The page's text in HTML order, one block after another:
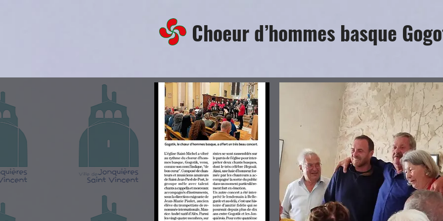
Choeur d’hommes basque